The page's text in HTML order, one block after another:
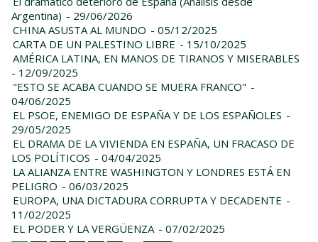
Argentina) - 29/06/2026
CHINA ASUSTA AL MUNDO - 05/12/2025
CARTA DE UN PALESTINO LIBRE - 15/10/2025
AMÉRICA LATINA, EN MANOS DE TIRANOS Y MISERABLES
- 12/09/2025
"ESTO SE ACABA CUANDO SE MUERA FRANCO" -
04/06/2025
EL PSOE, ENEMIGO DE ESPAÑA Y DE LOS ESPAÑOLES -
29/05/2025
EL DRAMA DE LA VIVIENDA EN ESPAÑA, UN FRACASO DE
LOS POLÍTICOS - 04/04/2025
LA ALIANZA ENTRE WASHINGTON Y LONDRES ESTÁ EN
PELIGRO - 06/03/2025
EUROPA, UNA DICTADURA CORRUPTA Y DECADENTE -
11/02/2025
EL PODER Y LA VERGÜENZA - 07/02/2025